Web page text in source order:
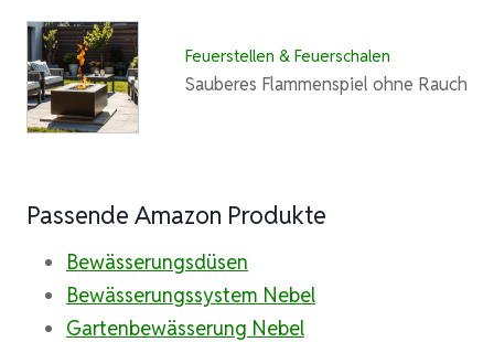
Feuerstellen & Feuerschalen
Sauberes Flammenspiel ohne Rauch
Passende Amazon Produkte
Bewässerungsdüsen
Bewässerungssystem Nebel
Gartenbewässerung Nebel